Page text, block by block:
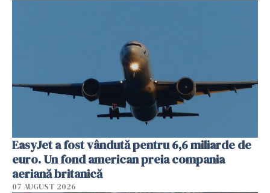
EasyJet a fost vândută pentru 6,6 miliarde de
euro. Un fond american preia compania
aeriană britanică
07 AUGUST 2026